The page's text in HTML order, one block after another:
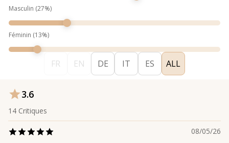
Masculin (27%)
Féminin (13%)
FR EN DE IT ES ALL
3.6
14 Critiques
08/05/26